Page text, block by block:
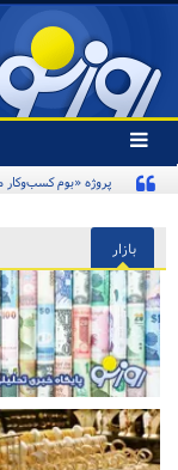
تغییر
وضعیت
منوی
ها
پروژه «بوم کسب‌و‌کار
بازار